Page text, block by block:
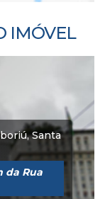
IMÓVEL
,Santa
da Rua